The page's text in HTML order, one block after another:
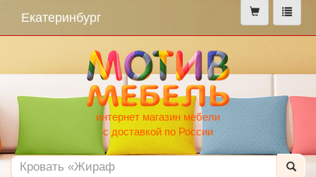
меню
Екатеринбург
интернет магазин мебели
с доставкой по России